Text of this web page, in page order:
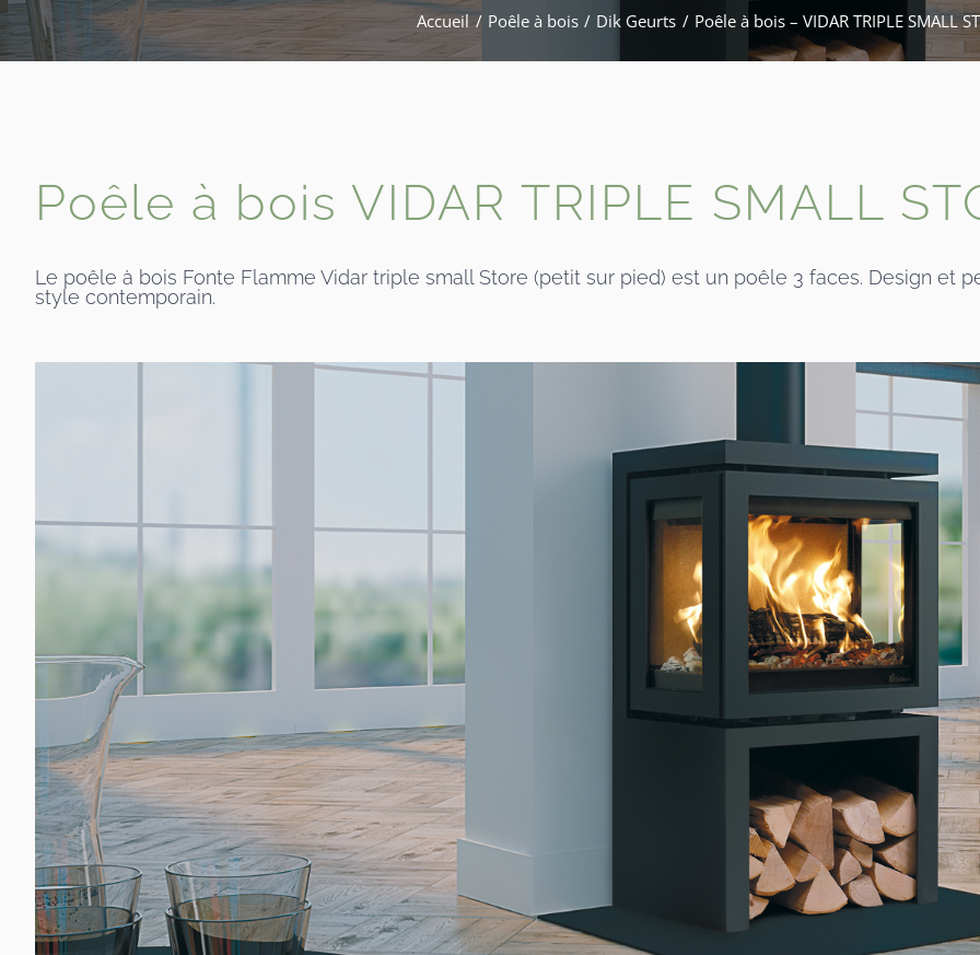
Accueil Poêle à bois Dik Geurts Poêle à bois – VIDAR TRIPLE SMALL
Poêle à bois VIDAR TRIPLE SMALL
Le poêle à bois Fonte Flamme Vidar triple small Store (petit sur pied) est un poêle 3 faces. Design et
style contemporain.